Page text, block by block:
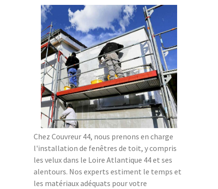
Chez Couvreur 44, nous prenons en charge
l'installation de fenêtres de toit, y compris
les velux dans le Loire Atlantique 44 et ses
alentours. Nos experts estiment le temps et
les matériaux adéquats pour votre